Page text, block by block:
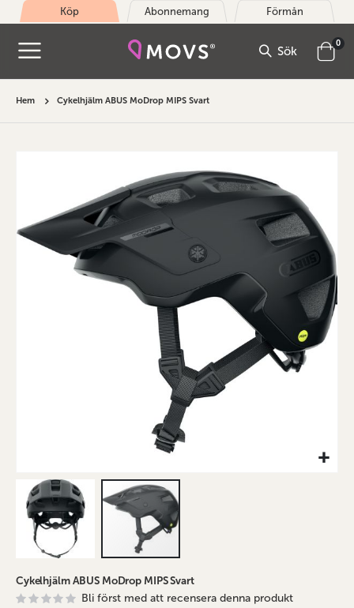
Köp Abonnemang Förmån
Sök Cart
0
Hem Cykelhjälm ABUS MoDrop MIPS Svart
bildgalleriet
till
början
Cykelhjälm ABUS MoDrop MIPS Svart
Bli först med att recensera denna produkt